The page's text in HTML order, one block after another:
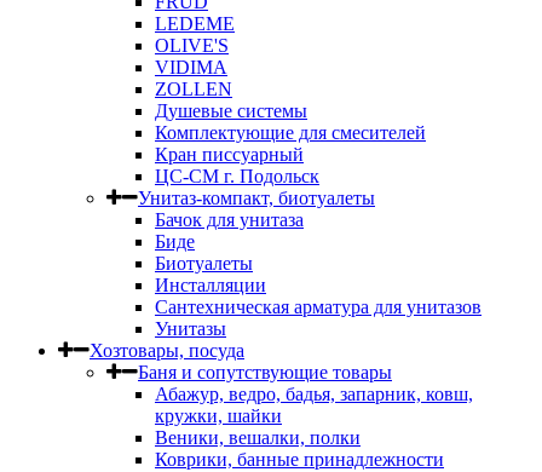
LEDEME
OLIVE'S
VIDIMA
ZOLLEN
Душевые системы
Комплектующие для смесителей
Кран писсуарный
ЦС-СМ г. Подольск
Унитаз-компакт, биотуалеты
Бачок для унитаза
Биде
Биотуалеты
Инсталляции
Сантехническая арматура для унитазов
Унитазы
Хозтовары, посуда
Баня и сопутствующие товары
Абажур, ведро, бадья, запарник, ковш,
кружки, шайки
Веники, вешалки, полки
Коврики, банные принадлежности